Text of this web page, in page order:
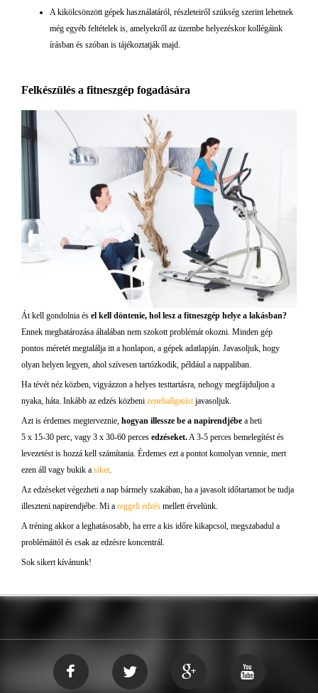
A kikölcsönzött gépek használatáról, részleteiről szükség szerint lehetnek
még egyéb feltételek is, amelyekről az üzembe helyezéskor kollégáink
írásban és szóban is tájékoztatják majd.
Felkészülés a fitneszgép fogadására
Át kell gondolnia és el kell döntenie, hol lesz a fitneszgép helye a lakásban?
Ennek meghatározása általában nem szokott problémát okozni. Minden gép
pontos méretét megtalálja itt a honlapon, a gépek adatlapján. Javasoljuk, hogy
olyan helyen legyen, ahol szívesen tartózkodik, például a nappaliban.
Ha tévét néz közben, vigyázzon a helyes testtartásra, nehogy megfájduljon a
nyaka, háta. Inkább az edzés közbeni zenehallgatástjavasoljuk.
Azt is érdemes megterveznie, hogyan illessze be a napirendjébe a heti
5 x 15-30 perc, vagy 3 x 30-60 perces edzéseket.A 3-5 perces bemelegítést és
levezetést is hozzá kell számítania. Érdemes ezt a pontot komolyan vennie, mert
ezen áll vagy bukik a siker.
Az edzéseket végezheti a nap bármely szakában, ha a javasolt időtartamot be tudja
illeszteni napirendjébe. Mi a reggeli edzés mellett érvelünk.
A tréning akkor a leghatásosabb, ha erre a kis időre kikapcsol, megszabadul a
problémáitól és csak az edzésre koncentrál.
Sok sikert kívánunk!